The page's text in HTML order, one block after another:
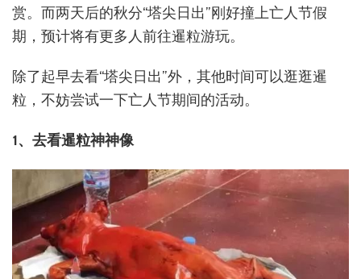
赏。而两天后的秋分“塔尖日出”刚好撞上亡人节假
期，预计将有更多人前往暹粒游玩。
除了起早去看“塔尖日出”外，其他时间可以逛逛暹
粒，不妨尝试一下亡人节期间的活动。
1、去看暹粒神神像